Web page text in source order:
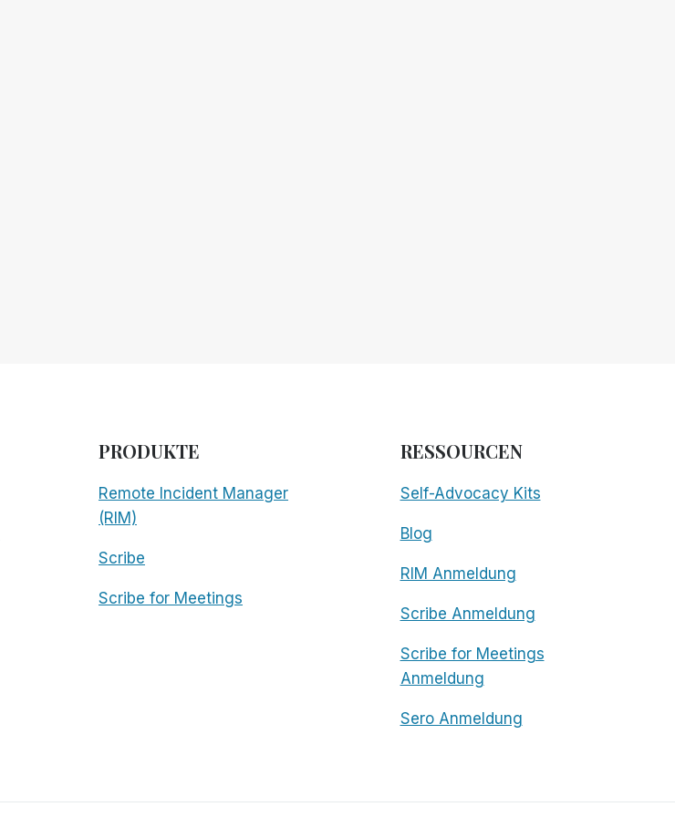
PRODUKTE
Remote Incident Manager
(RIM)
Scribe
Scribe for Meetings
RESSOURCEN
Self-Advocacy Kits
Blog
RIM Anmeldung
Scribe Anmeldung
Scribe for Meetings
Anmeldung
Sero Anmeldung